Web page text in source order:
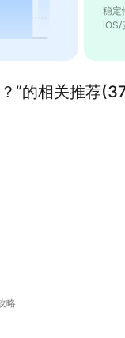
稳定
iOS/
”的相关推荐
略